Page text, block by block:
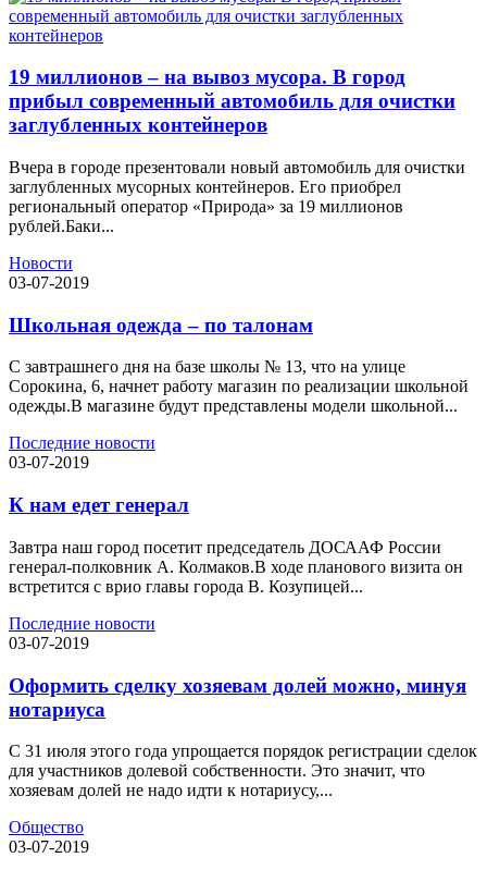
19 миллионов – на вывоз мусора. В город
прибыл современный автомобиль для очистки
заглубленных контейнеров
Вчера в городе презентовали новый автомобиль для очистки
заглубленных мусорных контейнеров. Его приобрел
региональный оператор «Природа» за 19 миллионов
рублей.Баки...
Новости
03-07-2019
Школьная одежда – по талонам
С завтрашнего дня на базе школы № 13, что на улице
Сорокина, 6, начнет работу магазин по реализации школьной
одежды.В магазине будут представлены модели школьной...
Последние новости
03-07-2019
К нам едет генерал
Завтра наш город посетит председатель ДОСААФ России
генерал-полковник А. Колмаков.В ходе планового визита он
встретится с врио главы города В. Козупицей...
Последние новости
03-07-2019
Оформить сделку хозяевам долей можно, минуя
нотариуса
С 31 июля этого года упрощается порядок регистрации сделок
для участников долевой собственности. Это значит, что
хозяевам долей не надо идти к нотариусу,...
Общество
03-07-2019